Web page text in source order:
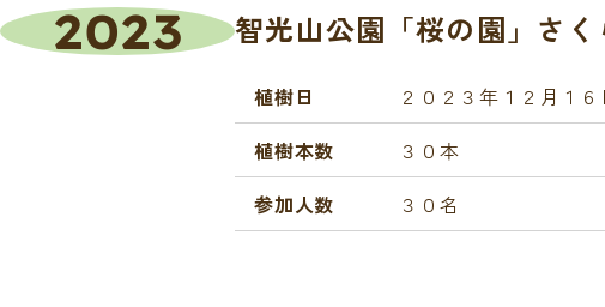
2023 智光山公園「桜の園」さ
植樹日
２０２３年１２月１６
植樹本数
３０本
参加人数
３０名